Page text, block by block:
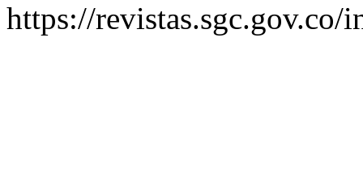
https://